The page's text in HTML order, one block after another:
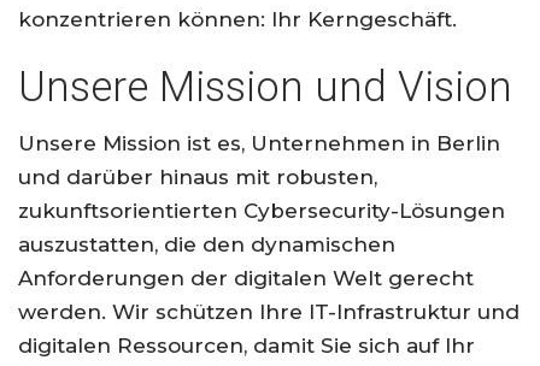
konzentrieren können: Ihr Kerngeschäft.
Unsere Mission und Vision
Unsere Mission ist es, Unternehmen in Berlin
und darüber hinaus mit robusten,
zukunftsorientierten Cybersecurity-Lösungen
auszustatten, die den dynamischen
Anforderungen der digitalen Welt gerecht
werden. Wir schützen Ihre IT-Infrastruktur und
digitalen Ressourcen, damit Sie sich auf Ihr